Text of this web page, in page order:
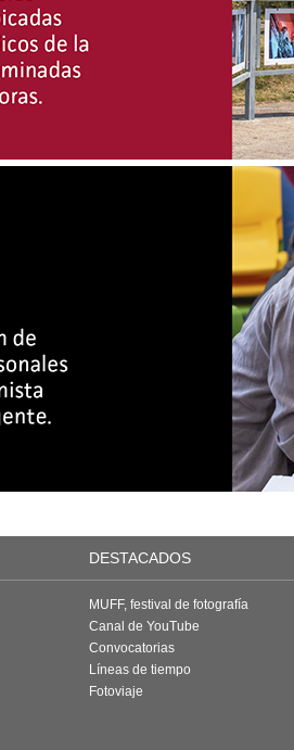
DESTACADOS
MUFF, festival de fotografía
Canal de YouTube
Convocatorias
Líneas de tiempo
Fotoviaje